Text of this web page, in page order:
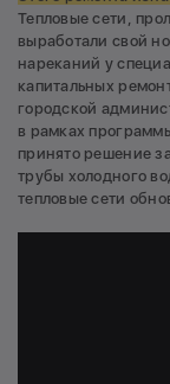
Тепловые сети,
выработали свой
нареканий у
капитальных
городской
в рамках
принято решение
трубы холодного
тепловые сети